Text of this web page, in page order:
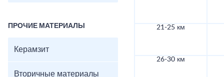
ПРОЧИЕ МАТЕРИАЛЫ
Керамзит
Вторичные материалы
21-25 км
26-30 км